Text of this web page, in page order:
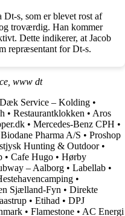
Dt-s, som er blevet rost af
troværdig. Han kommer
Dette indikerer, at Jacob
repræsentant for Dt-s.
www dt
Service – Kolding •
• Restaurantklokken • Aros
• Mercedes-Benz CPH •
Biodane Pharma A/S • Proshop
Hunting & Outdoor•
• Cafe Hugo • Hørby
– Aalborg • Labellab •
•
Sjælland-Fyn • Direkte
• Etihad • DPJ
• Flamestone • AC Energi